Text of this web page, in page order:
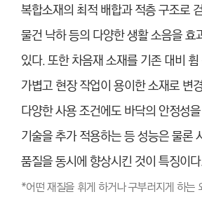
복합소재의 최적 배합과 적층 구조로
물건 낙하 등의 다양한 생활 소음을 효
있다. 또한 차음재 소재를 기존 대비
가볍고 현장 작업이 용이한 소재로 변
다양한 사용 조건에도 바닥의 안정성
기술을 추가 적용하는 등 성능은 물론
품질을 동시에 향상시킨 것이 특징이
*어떤 재질을 휘게 하거나 구부러지게 하는